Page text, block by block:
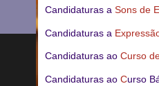
Candidaturas a Sons de
Candidaturas a
Candidaturas ao Curso
Candidaturas ao Curso